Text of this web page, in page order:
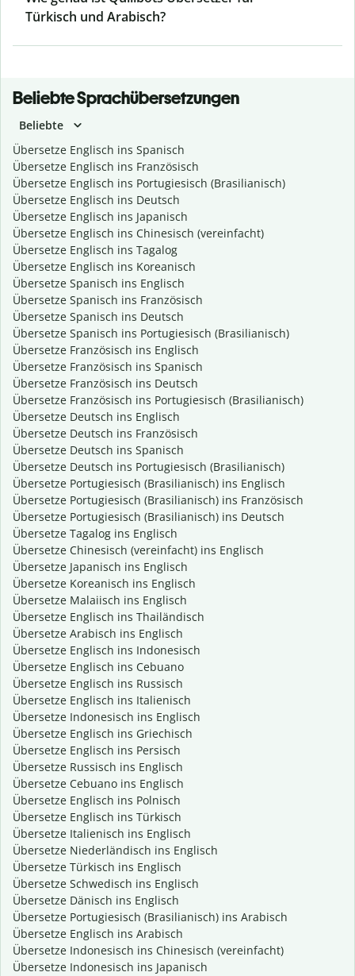
Türkisch und Arabisch?
Beliebte Sprachübersetzungen
Beliebte
Übersetze Englisch ins Spanisch
Übersetze Englisch ins Französisch
Übersetze Englisch ins Portugiesisch (Brasilianisch)
Übersetze Englisch ins Deutsch
Übersetze Englisch ins Japanisch
Übersetze Englisch ins Chinesisch (vereinfacht)
Übersetze Englisch ins Tagalog
Übersetze Englisch ins Koreanisch
Übersetze Spanisch ins Englisch
Übersetze Spanisch ins Französisch
Übersetze Spanisch ins Deutsch
Übersetze Spanisch ins Portugiesisch (Brasilianisch)
Übersetze Französisch ins Englisch
Übersetze Französisch ins Spanisch
Übersetze Französisch ins Deutsch
Übersetze Französisch ins Portugiesisch (Brasilianisch)
Übersetze Deutsch ins Englisch
Übersetze Deutsch ins Französisch
Übersetze Deutsch ins Spanisch
Übersetze Deutsch ins Portugiesisch (Brasilianisch)
Übersetze Portugiesisch (Brasilianisch) ins Englisch
Übersetze Portugiesisch (Brasilianisch) ins Französisch
Übersetze Portugiesisch (Brasilianisch) ins Deutsch
Übersetze Tagalog ins Englisch
Übersetze Chinesisch (vereinfacht) ins Englisch
Übersetze Japanisch ins Englisch
Übersetze Koreanisch ins Englisch
Übersetze Malaiisch ins Englisch
Übersetze Englisch ins Thailändisch
Übersetze Arabisch ins Englisch
Übersetze Englisch ins Indonesisch
Übersetze Englisch ins Cebuano
Übersetze Englisch ins Russisch
Übersetze Englisch ins Italienisch
Übersetze Indonesisch ins Englisch
Übersetze Englisch ins Griechisch
Übersetze Englisch ins Persisch
Übersetze Russisch ins Englisch
Übersetze Cebuano ins Englisch
Übersetze Englisch ins Polnisch
Übersetze Englisch ins Türkisch
Übersetze Italienisch ins Englisch
Übersetze Niederländisch ins Englisch
Übersetze Türkisch ins Englisch
Übersetze Schwedisch ins Englisch
Übersetze Dänisch ins Englisch
Übersetze Portugiesisch (Brasilianisch) ins Arabisch
Übersetze Englisch ins Arabisch
Übersetze Indonesisch ins Chinesisch (vereinfacht)
Übersetze Indonesisch ins Japanisch